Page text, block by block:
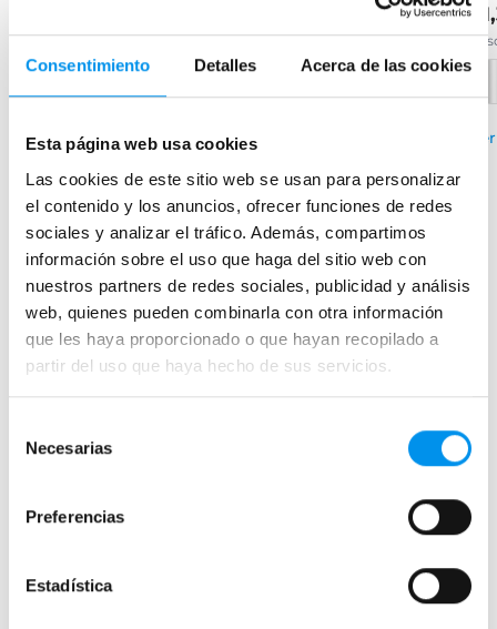
Consentimiento Detalles Acerca de las cookies
Esta página web usa cookies
Las cookies de este sitio web se usan para personalizar
el contenido y los anuncios, ofrecer funciones de redes
sociales y analizar el tráfico. Además, compartimos
información sobre el uso que haga del sitio web con
nuestros partners de redes sociales, publicidad y análisis
web, quienes pueden combinarla con otra información
que les haya proporcionado o que hayan recopilado a
partir del uso que haya hecho de sus servicios.
Necesarias
Preferencias
Estadística
desde 43,87€/mes
Ver opciones›
162,14€
desde 37,83€/mes
Ver opciones›
Mamparas de bañera
Frontales
Bañeras en esquina
Hojas o biombos de bañera
Mamparas de bañera sin perfilería
Frontales